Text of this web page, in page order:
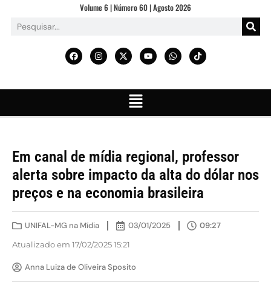
Volume 6 | Número 60 | Agosto 2026
Em canal de mídia regional, professor
alerta sobre impacto da alta do dólar nos
preços e na economia brasileira
UNIFAL-MG na Mídia 03/01/2025 09:27
Atualizado em 17/02/2025 15:21
Anna Luiza de Oliveira Sposito